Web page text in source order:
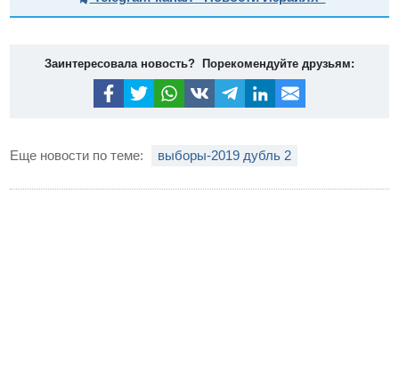
Заинтересовала новость? Порекомендуйте друзьям:
Еще новости по теме: выборы-2019 дубль 2